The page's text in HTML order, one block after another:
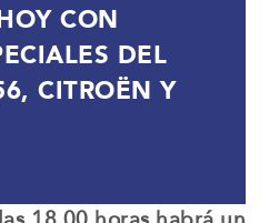
CON
DEL
CITROËN Y